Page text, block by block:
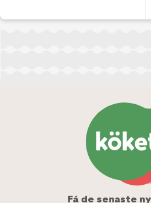
Få de senaste